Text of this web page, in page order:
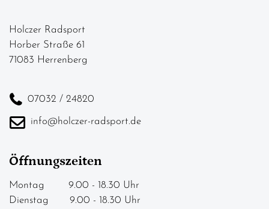
Holczer Radsport
Horber Straße 61
71083 Herrenberg
07032 / 24820
info@holczer-radsport.de
Öffnungszeiten
Montag 9.00 - 18.30 Uhr
Dienstag 9.00 - 18.30 Uhr